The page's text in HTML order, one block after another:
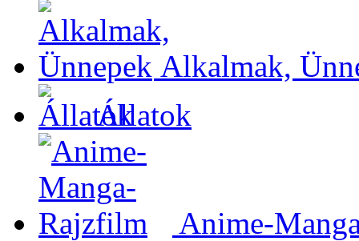
Alkalmak,
Állatok
Anime-